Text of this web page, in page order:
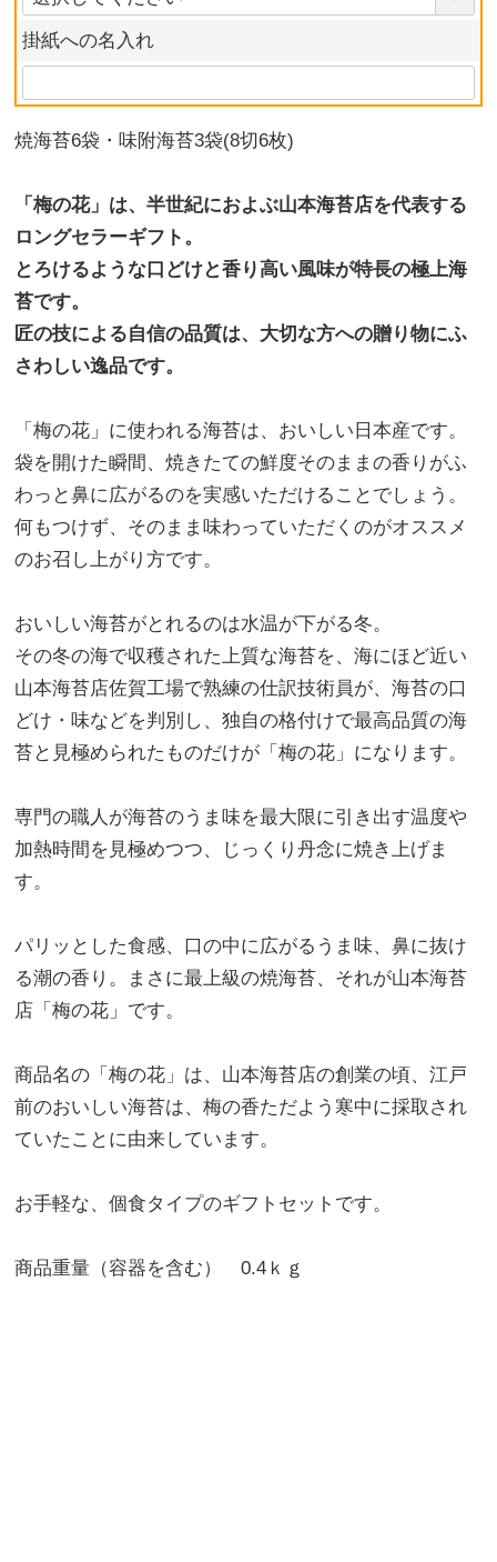
掛紙への名入れ
焼海苔6袋・味附海苔3袋(8切6枚)
「梅の花」は、半世紀におよぶ山本海苔店を代表する
ロングセラーギフト。
とろけるような口どけと香り高い風味が特長の極上海
苔です。
匠の技による自信の品質は、大切な方への贈り物にふ
さわしい逸品です。
「梅の花」に使われる海苔は、おいしい日本産です。
袋を開けた瞬間、焼きたての鮮度そのままの香りがふ
わっと鼻に広がるのを実感いただけることでしょう。
何もつけず、そのまま味わっていただくのがオススメ
のお召し上がり方です。
おいしい海苔がとれるのは水温が下がる冬。
その冬の海で収穫された上質な海苔を、海にほど近い
山本海苔店佐賀工場で熟練の仕訳技術員が、海苔の口
どけ・味などを判別し、独自の格付けで最高品質の海
苔と見極められたものだけが「梅の花」になります。
専門の職人が海苔のうま味を最大限に引き出す温度や
加熱時間を見極めつつ、じっくり丹念に焼き上げま
す。
パリッとした食感、口の中に広がるうま味、鼻に抜け
る潮の香り。まさに最上級の焼海苔、それが山本海苔
店「梅の花」です。
商品名の「梅の花」は、山本海苔店の創業の頃、江戸
前のおいしい海苔は、梅の香ただよう寒中に採取され
ていたことに由来しています。
お手軽な、個食タイプのギフトセットです。
商品重量（容器を含む） 0.4ｋｇ